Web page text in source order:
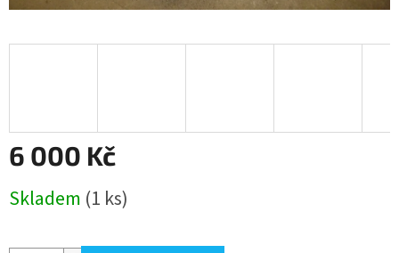
6 000 Kč
cena:
Skladem (1 ks)